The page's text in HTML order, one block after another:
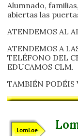
Alumnado,
abiertas las
ATENDEMOS AL
ATENDEMOS A
TELÉFONO DEL
EDUCAMOS CLM.
TAMBIÉN PODÉIS